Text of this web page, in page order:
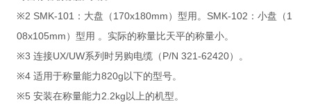
※2 SMK-101 ：大盘（ 170x180mm ）型用。 SMK-102 ：小盘（ 1
08x105mm ）型用 。实际的称量比天平的称量小。
※3 连接UX/UW系列时另购电缆（ P/N 321-62420）。
※4 适用于称量能力820g 以下的型号。
※5 安装在称量能力2.2kg 以上的机型。